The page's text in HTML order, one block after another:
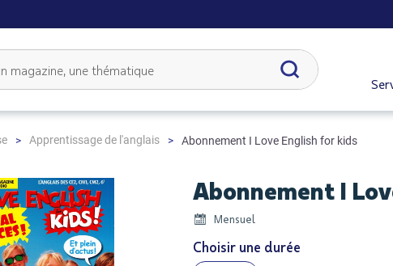
Apprentissage de l'anglais Abonnement I Love English for kids
Abonnement I
Mensuel
Choisir une durée